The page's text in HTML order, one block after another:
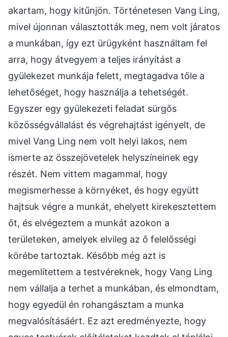
akartam, hogy kitűnjön. Történetesen Vang Ling,
mivel újonnan választották meg, nem volt járatos
a munkában, így ezt ürügyként használtam fel
arra, hogy átvegyem a teljes irányítást a
gyülekezet munkája felett, megtagadva tőle a
lehetőséget, hogy használja a tehetségét.
Egyszer egy gyülekezeti feladat sürgős
közösségvállalást és végrehajtást igényelt, de
mivel Vang Ling nem volt helyi lakos, nem
ismerte az összejövetelek helyszíneinek egy
részét. Nem vittem magammal, hogy
megismerhesse a környéket, és hogy együtt
hajtsuk végre a munkát, ehelyett kirekesztettem
őt, és elvégeztem a munkát azokon a
területeken, amelyek elvileg az ő felelősségi
körébe tartoztak. Később még azt is
megemlítettem a testvéreknek, hogy Vang Ling
nem vállalja a terhet a munkában, és elmondtam,
hogy egyedül én rohangásztam a munka
megvalósításáért. Ez azt eredményezte, hogy